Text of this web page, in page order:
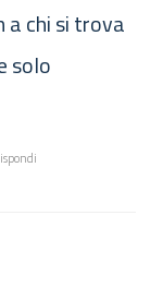
a chi si trova
solo